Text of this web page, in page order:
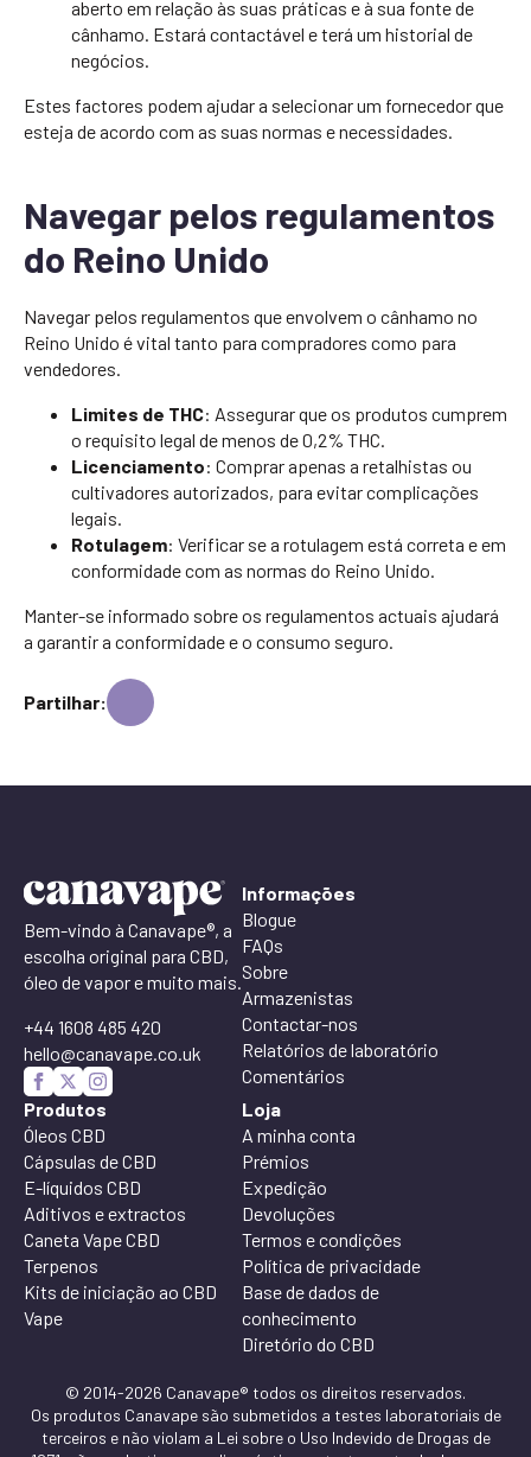
aberto em relação às suas práticas e à sua fonte de
cânhamo. Estará contactável e terá um historial de
negócios.
Estes factores podem ajudar a selecionar um fornecedor que
esteja de acordo com as suas normas e necessidades.
Navegar pelos regulamentos
do Reino Unido
Navegar pelos regulamentos que envolvem o cânhamo no
Reino Unido é vital tanto para compradores como para
vendedores.
Limites de THC: Assegurar que os produtos cumprem
o requisito legal de menos de 0,2% THC.
Licenciamento: Comprar apenas a retalhistas ou
cultivadores autorizados, para evitar complicações
legais.
Rotulagem: Verificar se a rotulagem está correta e em
conformidade com as normas do Reino Unido.
Manter-se informado sobre os regulamentos actuais ajudará
a garantir a conformidade e o consumo seguro.
Partilhar:
Bem-vindo à Canavape®, a
escolha original para CBD,
óleo de vapor e muito mais.
+44 1608 485 420
hello@canavape.co.uk
Informações
Blogue
FAQs
Sobre
Armazenistas
Contactar-nos
Relatórios de laboratório
Comentários
Produtos
Óleos CBD
Cápsulas de CBD
E-líquidos CBD
Aditivos e extractos
Caneta Vape CBD
Terpenos
Kits de iniciação ao CBD
Vape
Loja
A minha conta
Prémios
Expedição
Devoluções
Termos e condições
Política de privacidade
Base de dados de
conhecimento
Diretório do CBD
© 2014-2026 Canavape® todos os direitos reservados.
Os produtos Canavape são submetidos a testes laboratoriais de
terceiros e não violam a Lei sobre o Uso Indevido de Drogas de